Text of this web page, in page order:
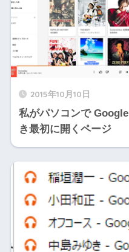
2015年10月10日
私がパソコンで
き最初に開くページ